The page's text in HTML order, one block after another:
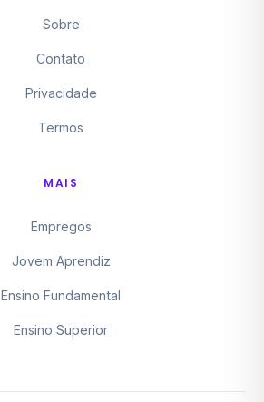
Sobre
Contato
Privacidade
Termos
MAIS
Empregos
Jovem Aprendiz
Ensino Fundamental
Ensino Superior